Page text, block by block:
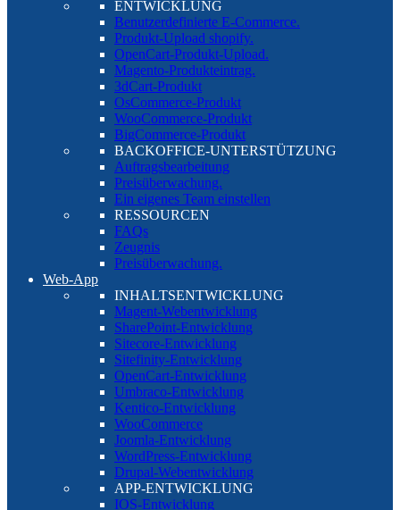
ENTWICKLUNG
Benutzerdefinierte E-Commerce.
Produkt-Upload shopify.
OpenCart-Produkt-Upload.
Magento-Produkteintrag.
3dCart-Produkt
OsCommerce-Produkt
WooCommerce-Produkt
BigCommerce-Produkt
BACKOFFICE-UNTERSTÜTZUNG
Auftragsbearbeitung
Preisüberwachung.
Ein eigenes Team einstellen
RESSOURCEN
FAQs
Zeugnis
Preisüberwachung.
Web-App
INHALTSENTWICKLUNG
Magent-Webentwicklung
SharePoint-Entwicklung
Sitecore-Entwicklung
Sitefinity-Entwicklung
OpenCart-Entwicklung
Umbraco-Entwicklung
Kentico-Entwicklung
WooCommerce
Joomla-Entwicklung
WordPress-Entwicklung
Drupal-Webentwicklung
APP-ENTWICKLUNG
IOS-Entwicklung